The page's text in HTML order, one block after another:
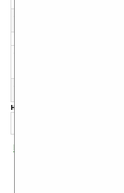
Skins — для
Skins — для
навигация: